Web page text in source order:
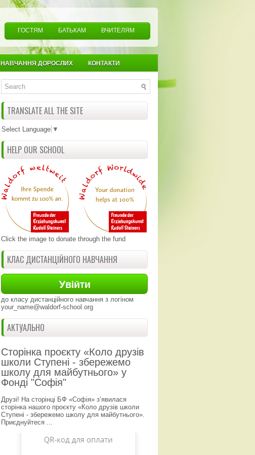
ГОСТЯМ БАТЬКАМ ВЧИТЕЛЯМ
НАВЧАННЯ ДОРОСЛИХ КОНТАКТИ
TRANSLATE ALL THE SITE
Select Language ▼
HELP OUR SCHOOL
Click the image to donate through the fund
КЛАС ДИСТАНЦІЙНОГО НАВЧАННЯ
до класу дистанційного навчання з логіном
your_name@waldorf-school.org
АКТУАЛЬНО
Сторінка проєкту «Коло друзів
школи Ступені - збережемо
школу для майбутнього» у
Фонді "Софія"
Друзі! На сторінці БФ «Софія» з‘явилася
сторінка нашого проєкту «Коло друзів школи
Ступені - збережемо школу для майбутнього».
Приєднуйтеся ...